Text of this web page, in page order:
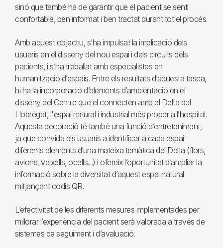
sinó que també ha de garantir que el pacient se senti
confortable, ben informat i ben tractat durant tot el procés.
Amb aquest objectiu, s’ha impulsat la implicació dels
usuaris en el disseny del nou espai i dels circuits dels
pacients, i s’ha treballat amb especialistes en
humanització d’espais. Entre els resultats d’aquesta tasca,
hi ha la incorporació d’elements d’ambientació en el
disseny del Centre que el connecten amb el Delta del
Llobregat, l'espai natural i industrial més proper a l’hospital.
Aquesta decoració té també una funció d’entreteniment,
ja que convida els usuaris a identificar a cada espai
diferents elements d’una mateixa temàtica del Delta (flors,
avions, vaixells, ocells....) i ofereix l’oportunitat d’ampliar la
informació sobre la diversitat d’aquest espai natural
mitjançant codis QR.
L’efectivitat de les diferents mesures implementades per
millorar l’experiència del pacient serà valorada a través de
sistemes de seguiment i d’avaluació.